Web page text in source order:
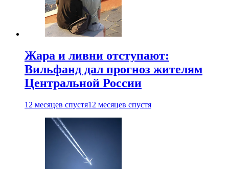
Жара и ливни отступают:
Вильфанд дал прогноз жителям
Центральной России
12 месяцев спустя12 месяцев спустя